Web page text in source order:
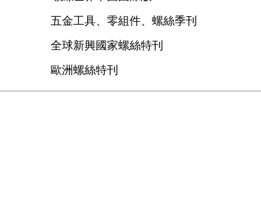
五金工具、零組件、螺絲季刊
全球新興國家螺絲特刊
歐洲螺絲特刊